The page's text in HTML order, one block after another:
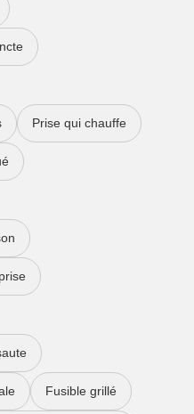
Prise qui chauffe
Fusible grillé